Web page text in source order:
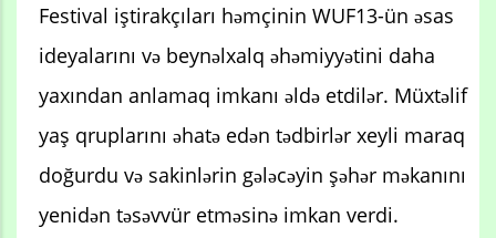
Festival iştirakçıları həmçinin WUF13-ün əsas
ideyalarını və beynəlxalq əhəmiyyətini daha
yaxından anlamaq imkanı əldə etdilər. Müxtəlif
yaş qruplarını əhatə edən tədbirlər xeyli maraq
doğurdu və sakinlərin gələcəyin şəhər məkanını
yenidən təsəvvür etməsinə imkan verdi.